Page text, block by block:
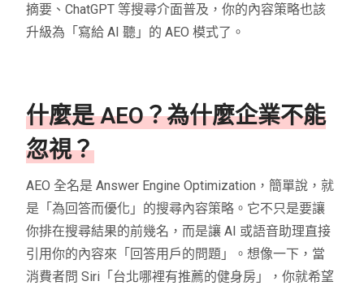
摘要、ChatGPT 等搜尋介面普及，你的內容策略也該
升級為「寫給 AI 聽」的 AEO 模式了。
什麼是 AEO？為什麼企業不能
忽視？
AEO 全名是 Answer Engine Optimization，簡單說，就
是「為回答而優化」的搜尋內容策略。它不只是要讓
你排在搜尋結果的前幾名，而是讓 AI 或語音助理直接
引用你的內容來「回答用戶的問題」。想像一下，當
消費者問 Siri「台北哪裡有推薦的健身房」，你就希望